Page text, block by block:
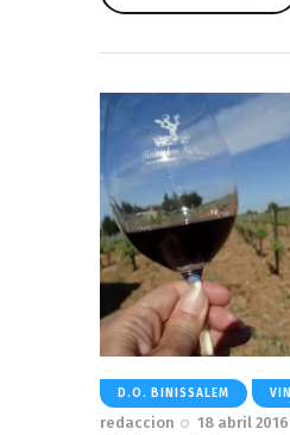
D.O. BINISSALEM
redaccion
18 abril 2016